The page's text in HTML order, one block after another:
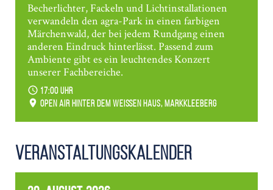
Becherlichter, Fackeln und Lichtinstallationen
verwandeln den agra-Park in einen farbigen
Märchenwald, der bei jedem Rundgang einen
anderen Eindruck hinterlässt. Passend zum
Ambiente gibt es ein leuchtendes Konzert
unserer Fachbereiche.
17:00 Uhr
Open Air hinter dem weißen Haus, Markkleeberg
Veranstaltungs­kalender